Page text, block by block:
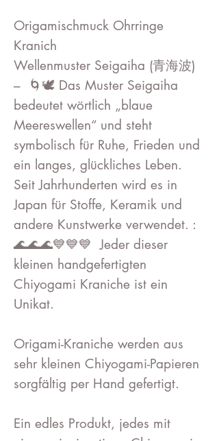
Origamischmuck Ohrringe
Kranich
Wellenmuster Seigaiha (青海波)
– 🌀🕊️ Das Muster Seigaiha
bedeutet wörtlich „blaue
Meereswellen“ und steht
symbolisch für Ruhe, Frieden und
ein langes, glückliches Leben.
Seit Jahrhunderten wird es in
Japan für Stoffe, Keramik und
andere Kunstwerke verwendet. :
🌊🌊🌊💙💙💙 Jeder dieser
kleinen handgefertigten
Chiyogami Kraniche ist ein
Unikat.
Origami-Kraniche werden aus
sehr kleinen Chiyogami-Papieren
sorgfältig per Hand gefertigt.
Ein edles Produkt, jedes mit